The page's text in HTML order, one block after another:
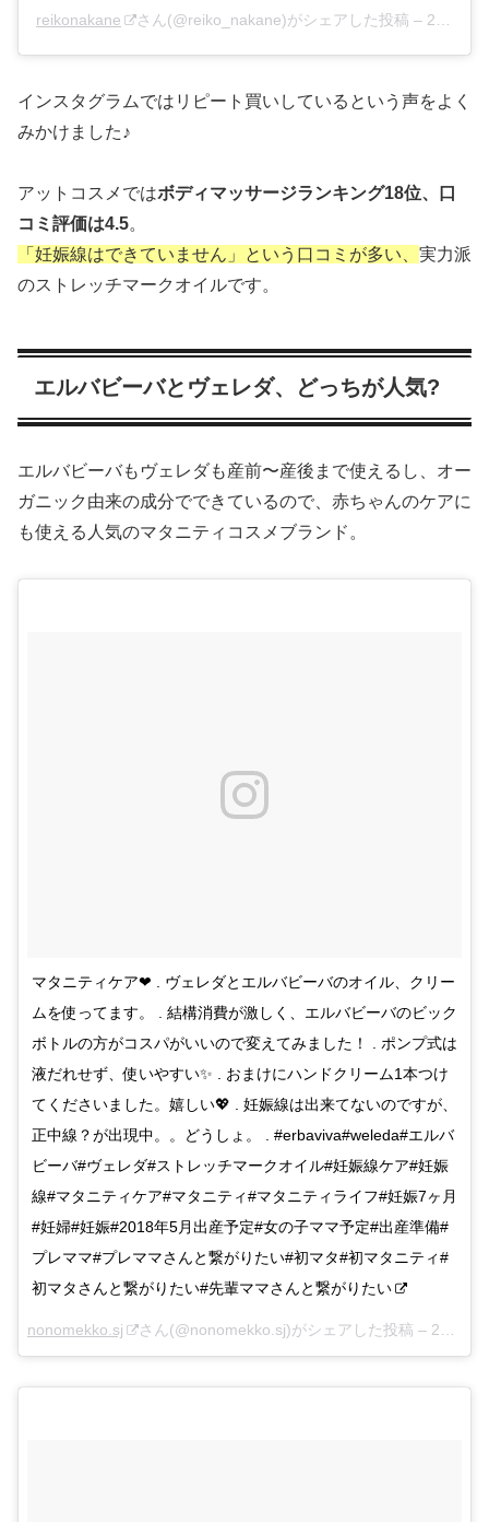
reikonakane さん(@reiko_nakane)がシェアした投稿 – 2017年 6月月15日午後5時47分PDT
インスタグラムではリピート買いしているという声をよく
みかけました♪
アットコスメではボディマッサージランキング18位、口
コミ評価は4.5。
「妊娠線はできていません」という口コミが多い、 実力派
のストレッチマークオイルです。
エルバビーバとヴェレダ、どっちが人気?
エルバビーバもヴェレダも産前〜産後まで使えるし、オー
ガニック由来の成分でできているので、赤ちゃんのケアに
も使える人気のマタニティコスメブランド。
マタニティケア❤︎ . ヴェレダとエルバビーバのオイル、クリー
ムを使ってます。 . 結構消費が激しく、エルバビーバのビック
ボトルの方がコスパがいいので変えてみました！ . ポンプ式は
液だれせず、使いやすい✨ . おまけにハンドクリーム1本つけ
てくださいました。嬉しい💖 . 妊娠線は出来てないのですが、
正中線？が出現中。。どうしょ。 . #erbaviva#weleda#エルバ
ビーバ#ヴェレダ#ストレッチマークオイル#妊娠線ケア#妊娠
線#マタニティケア#マタニティ#マタニティライフ#妊娠7ヶ月
#妊婦#妊娠#2018年5月出産予定#女の子ママ予定#出産準備#
プレママ#プレママさんと繋がりたい#初マタ#初マタニティ#
初マタさんと繋がりたい#先輩ママさんと繋がりたい
nonomekko.sj さん(@nonomekko.sj)がシェアした投稿 – 2018年 2月月24日午後10時21分PST